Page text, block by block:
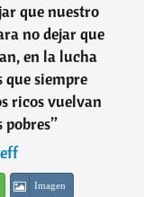
que nuestro
no dejar que
en la lucha
que siempre
ricos vuelvan
pobres”
Imagen